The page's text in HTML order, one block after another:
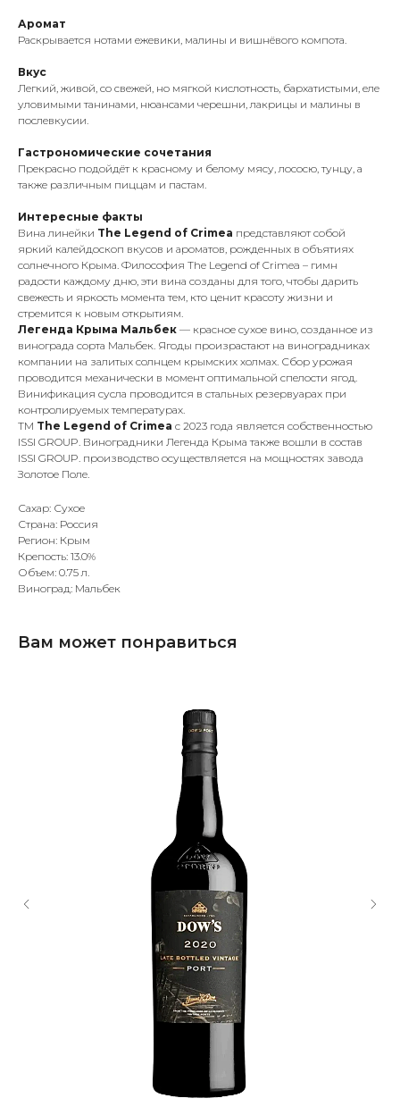
Аромат
Раскрывается нотами ежевики, малины и вишнёвого компота.
Вкус
Легкий, живой, со свежей, но мягкой кислотность, бархатистыми, еле
уловимыми танинами, нюансами черешни, лакрицы и малины в
послевкусии.
Гастрономические сочетания
Прекрасно подойдёт к красному и белому мясу, лососю, тунцу, а
также различным пиццам и пастам.
Интересные факты
Вина линейки The Legend of Crimea представляют собой
яркий калейдоскоп вкусов и ароматов, рожденных в объятиях
солнечного Крыма. Философия The Legend of Crimea – гимн
радости каждому дню, эти вина созданы для того, чтобы дарить
свежесть и яркость момента тем, кто ценит красоту жизни и
стремится к новым открытиям.
Легенда Крыма Мальбек — красное сухое вино, созданное из
винограда сорта Мальбек. Ягоды произрастают на виноградниках
компании на залитых солнцем крымских холмах. Сбор урожая
проводится механически в момент оптимальной спелости ягод.
Винификация сусла проводится в стальных резервуарах при
контролируемых температурах.
ТМ The Legend of Crimea с 2023 года является собственностью
ISSI GROUP. Виноградники Легенда Крыма также вошли в состав
ISSI GROUP. производство осуществляется на мощностях завода
Золотое Поле.
Сахар: Сухое
Страна: Россия
Регион: Крым
Крепость: 13.0%
Объем: 0.75 л.
Виноград: Мальбек
Вам может понравиться